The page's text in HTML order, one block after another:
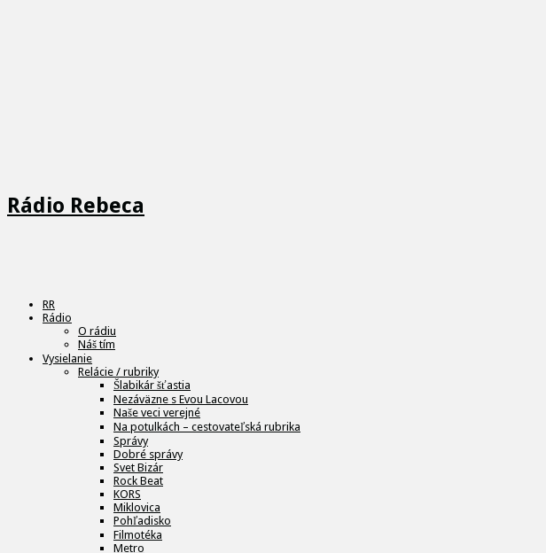
Rádio Rebeca
RR
Rádio
O rádiu
Náš tím
Vysielanie
Relácie / rubriky
Šlabikár šťastia
Nezáväzne s Evou Lacovou
Naše veci verejné
Na potulkách – cestovateľská rubrika
Správy
Dobré správy
Svet Bizár
Rock Beat
KORS
Miklovica
Pohľadisko
Filmotéka
Metro